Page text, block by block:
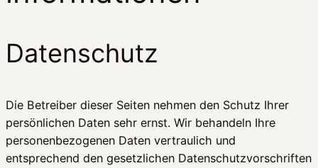
Datenschutz
Die Betreiber dieser Seiten nehmen den Schutz Ihrer
persönlichen Daten sehr ernst. Wir behandeln Ihre
personenbezogenen Daten vertraulich und
entsprechend den gesetzlichen Datenschutzvorschriften